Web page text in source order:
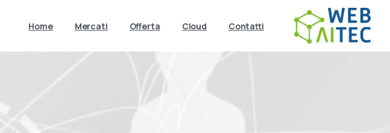
Home Mercati Offerta Cloud Contatti